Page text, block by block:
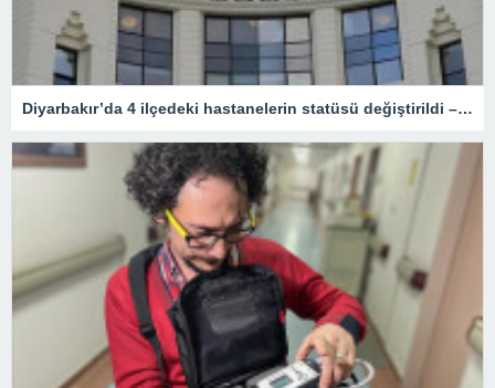
Diyarbakır’da 4 ilçedeki hastanelerin statüsü değiştirildi – Sağlık